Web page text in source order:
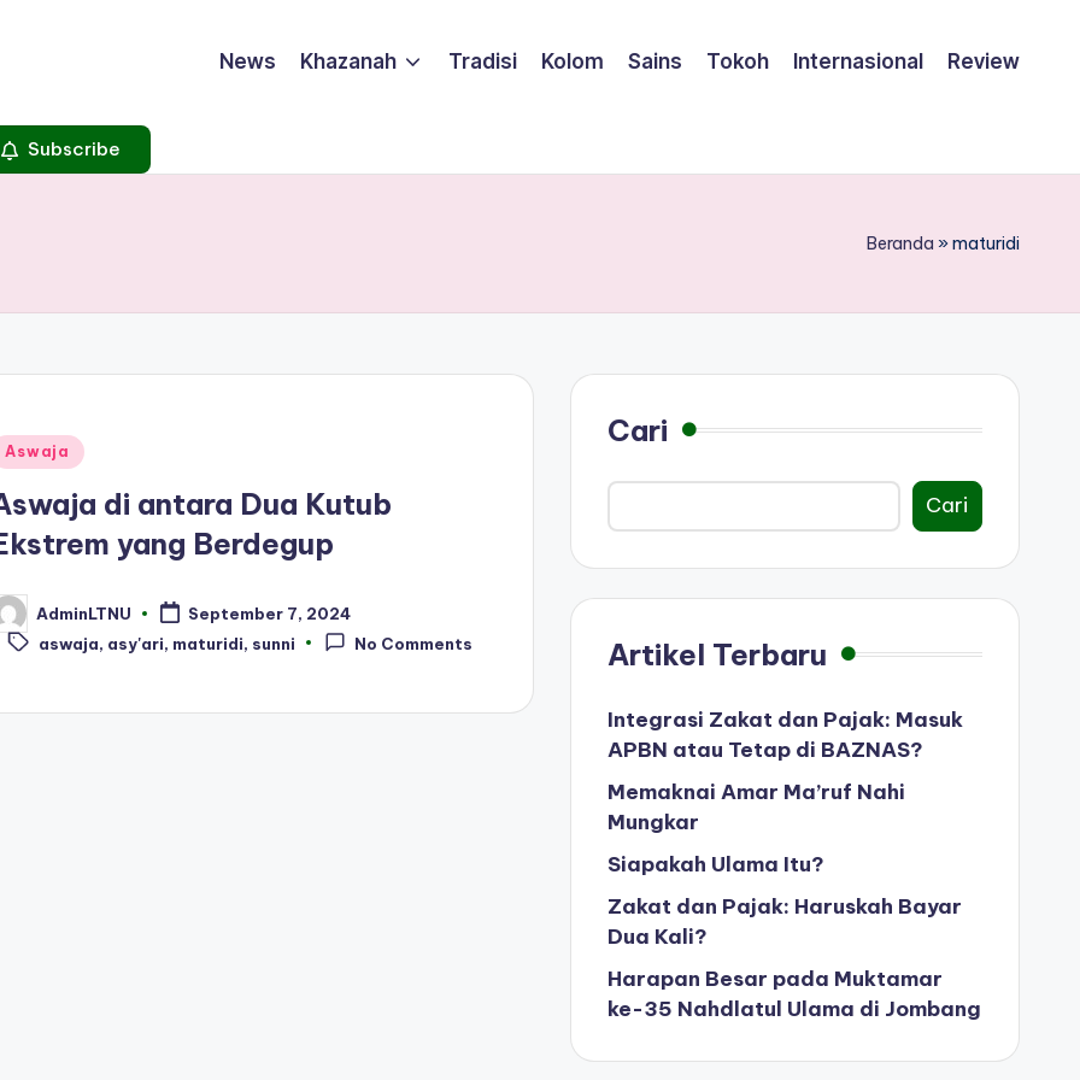
News Khazanah Tradisi Kolom Sains Tokoh Internasional Review
Subscribe
Beranda »maturidi
Aswaja
di antara Dua Kutub
yang Berdegup
AdminLTNU September 7, 2024
Tags:
aswaja, asy'ari, maturidi, sunni No Comments
Cari
Cari
Artikel Terbaru
Integrasi Zakat dan Pajak: Masuk
APBN atau Tetap di BAZNAS?
Memaknai Amar Ma’ruf Nahi
Mungkar
Siapakah Ulama Itu?
Zakat dan Pajak: Haruskah Bayar
Dua Kali?
Harapan Besar pada Muktamar
ke-35 Nahdlatul Ulama di Jombang